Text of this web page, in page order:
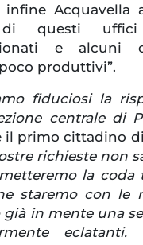
infine Acquavella
di questi
e alcuni
produttivi”.
fiduciosi la
centrale di
il primo cittadino
richieste non
la coda
staremo con le
già in mente una
eclatanti.